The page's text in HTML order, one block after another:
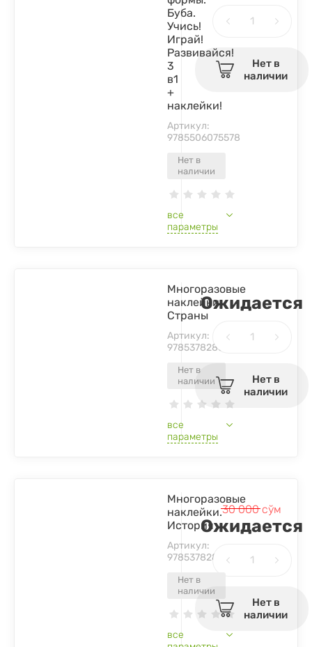
Нет в
наличии
Буба.
Учись!
Играй!
Развивайся!
3
в1
+
наклейки!
Артикул:
9785506075578
все
параметры
Нет в
наличии
Нет в
наличии
Многоразовые
наклейки.
Страны
Артикул:
9785378286829
все
параметры
Ожидается
Нет в
наличии
Нет в
наличии
Многоразовые
наклейки.
История
Артикул:
9785378286805
все
30 000сўм
Ожидается
Нет в
наличии